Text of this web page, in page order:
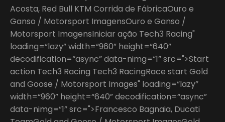
Acosta, Red Bull KTM Corrida de FábricaOuro e
Ganso / Motorsport ImagensOuro e Ganso /
Motorsport ImagensIniciar ação Tech3 Racing"
loading=“lazy” width=“960” height=“640”
decodification=“async” data-nimg=“1” src=">Start
action Tech3 Racing Tech3 RacingRace start Gold
and Goose / Motorsport Images" loading=“lazy”
width=“960” height=“640” decodification=“async”
data-nimg=“1” src=">Francesco Bagnaia, Ducati